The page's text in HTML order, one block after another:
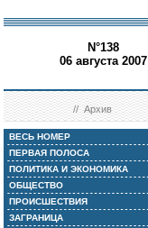
N°138
06 августа 2007
//Архив
ВЕСЬ НОМЕР
ПЕРВАЯ ПОЛОСА
ПОЛИТИКА И ЭКОНОМИКА
ОБЩЕСТВО
ПРОИСШЕСТВИЯ
ЗАГРАНИЦА